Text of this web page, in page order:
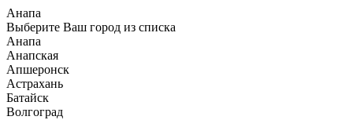
Анапа
Выберите Ваш город из списка
Анапа
Анапская
Апшеронск
Астрахань
Батайск
Волгоград